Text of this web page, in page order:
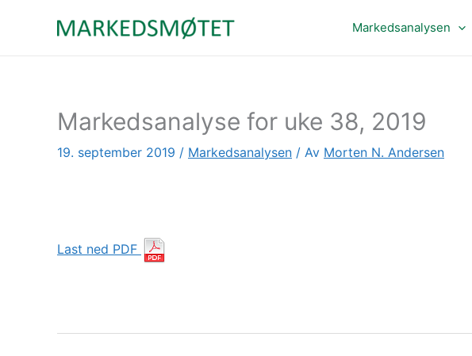
Markedsanalysen
Markedsanalyse for uke 38, 2019
19. september 2019 / Markedsanalysen / Av Morten N. Andersen
Last ned PDF